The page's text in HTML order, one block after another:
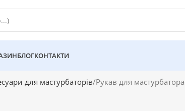
БЛОГКОНТАКТИ
для мастурбаторів Рукав для